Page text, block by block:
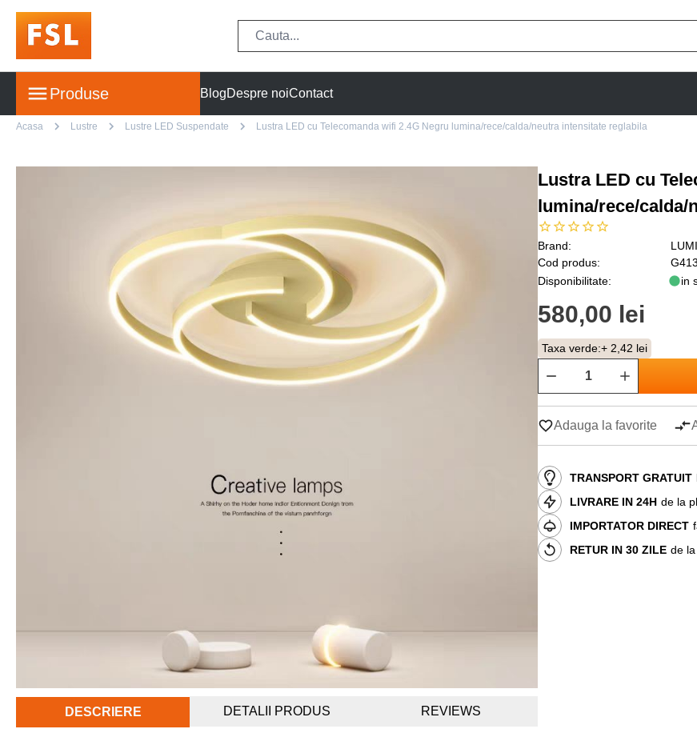
Produse BlogDespre noiContact
Acasa Lustre Lustre LED Suspendate Lustra LED cu Telecomanda wifi 2.4G Negru lumina/rece/calda/neutra intensitate reglabila
Lustra LED cu
lumina/rece/calda/
Brand:
Cod produs:
Disponibilitate:
in
580,00 lei
Taxa verde:+ 2,42 lei
Adauga la favorite
TRANSPORT GRATUIT
LIVRARE IN 24H de la
IMPORTATOR DIRECT
RETUR IN 30 ZILE de
DESCRIERE DETALII PRODUS REVIEWS